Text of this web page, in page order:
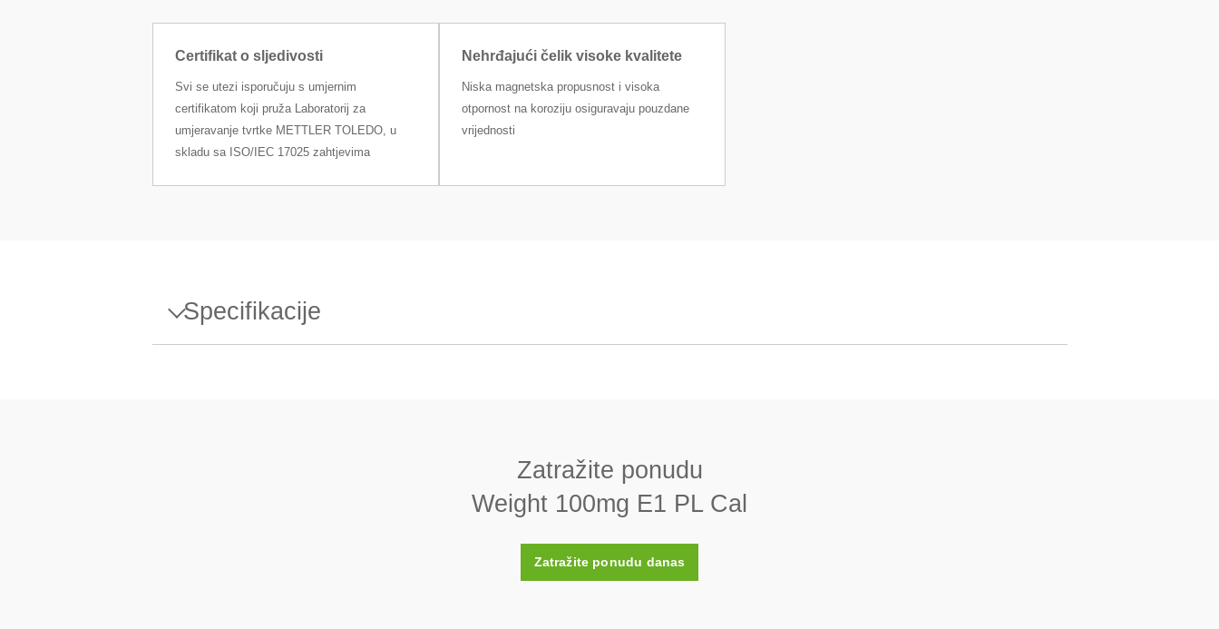
Certifikat o sljedivosti
Svi se utezi isporučuju s umjernim
certifikatom koji pruža Laboratorij za
umjeravanje tvrtke METTLER TOLEDO, u
skladu sa ISO/IEC 17025 zahtjevima
Nehrđajući čelik visoke kvalitete
Niska magnetska propusnost i visoka
otpornost na koroziju osiguravaju pouzdane
vrijednosti
Specifikacije
Plastično kućište (uključeno)
Zatražite ponudu
Weight 100mg E1 PL Cal
Zatražite ponudu danas